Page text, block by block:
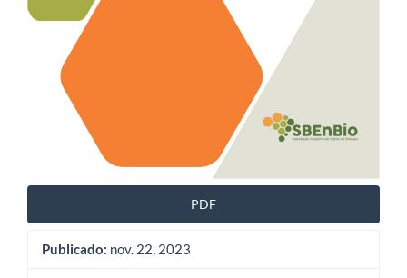
PDF
Publicado: nov. 22, 2023